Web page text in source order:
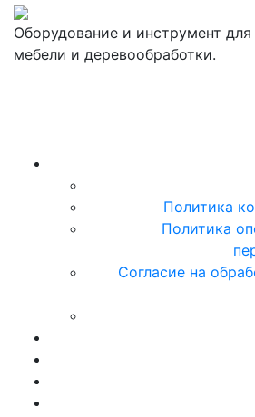
Оборудование и инструмент
мебели и деревообработки.
Политика
Политика
Согласие на